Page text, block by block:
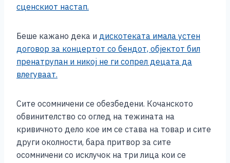
сценскиот настап.
Беше кажано дека и дискотеката имала устен
договор за концертот со бендот, објектот бил
пренатрупан и никој не ги сопрел децата да
влегуваат.
Сите осомничени се обезбедени. Кочанското
обвинителство со оглед на тежината на
кривичното дело кое им се става на товар и сите
други околности, бара притвор за сите
осомничени со исклучок на три лица кои се